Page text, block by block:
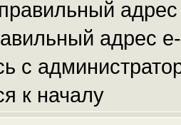
адрес
с
к началу